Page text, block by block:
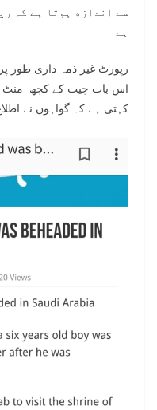
سے اندازه ہوتا ہے کہ
ہے
رپورٹ غیر ذمہ داری طور
اس بات چیت کے کچھ منٹ
کہتی ہے کہ گواہوں نے